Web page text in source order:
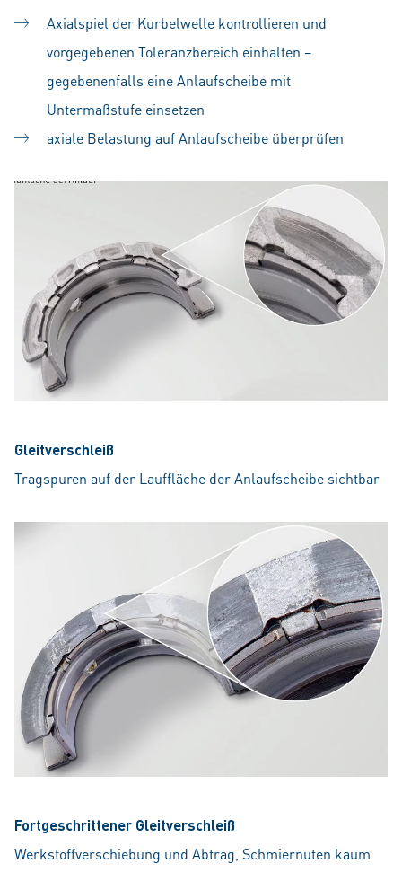
Axialspiel der Kurbelwelle kontrollieren und
vorgegebenen Toleranzbereich einhalten –
gegebenenfalls eine Anlaufscheibe mit
Untermaßstufe einsetzen
axiale Belastung auf Anlaufscheibe überprüfen
Gleitverschleiß
Tragspuren auf der Lauffläche der Anlaufscheibe sichtbar
Fortgeschrittener Gleitverschleiß
Werkstoffverschiebung und Abtrag, Schmiernuten kaum